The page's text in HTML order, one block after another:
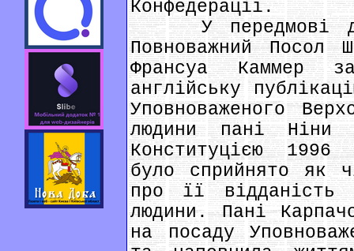
Конфедерації.
У передмові до
Повноважний Посол
Франсуа Каммер
англійську
Уповноваженого
людини пані Ніни
Конституцією
було сприйнято як
про її відданість
людини. Пані
на посаду